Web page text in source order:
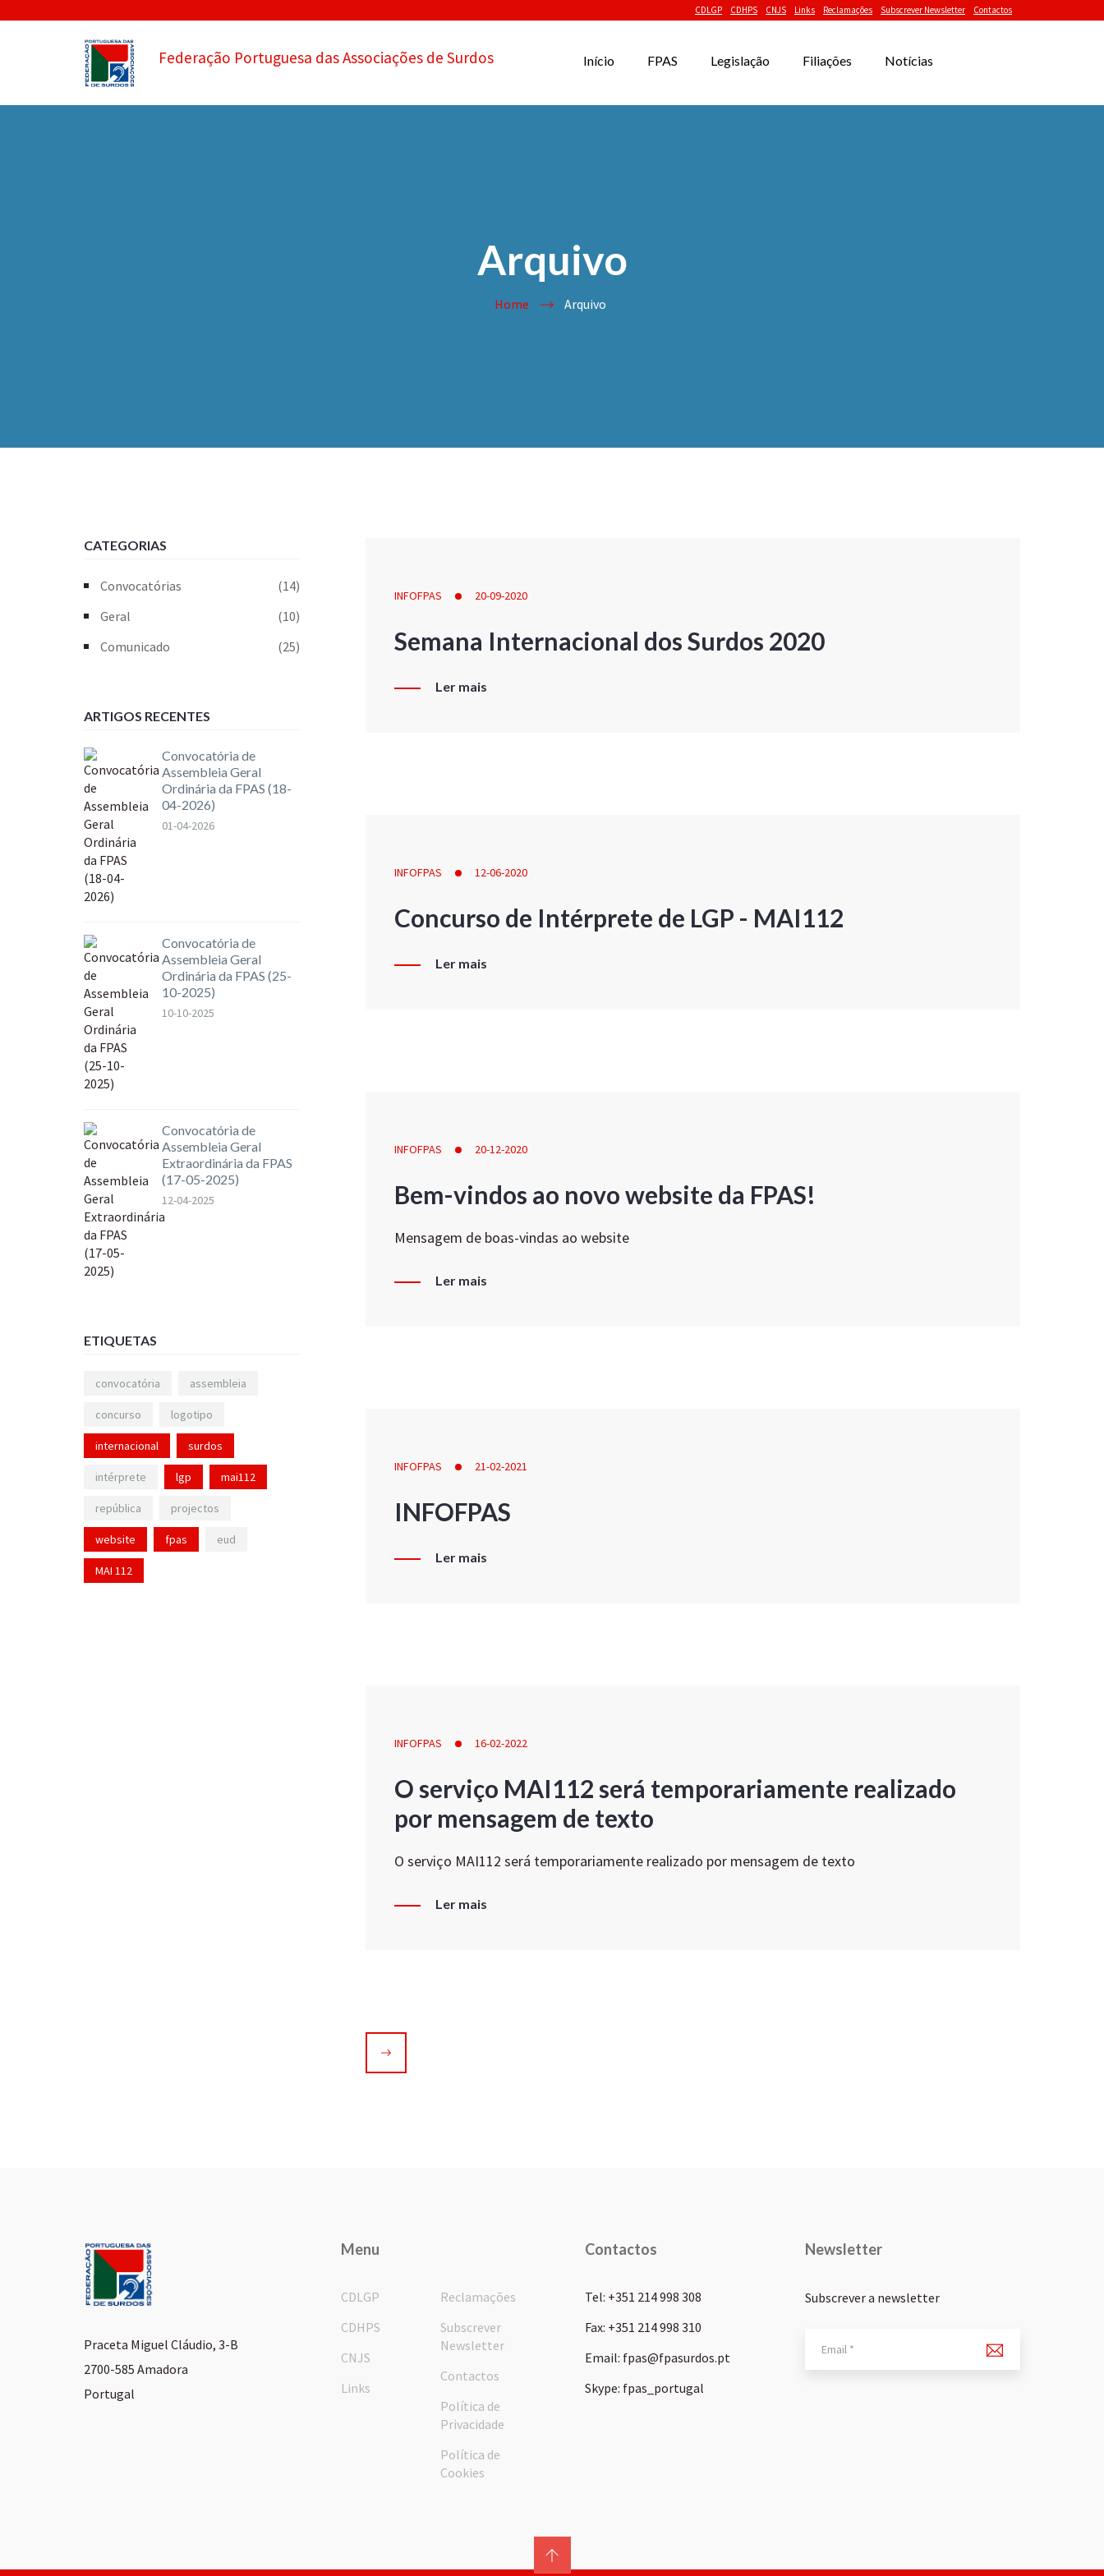
CDLGP CDHPS CNJS Links Reclamações Subscrever Newsletter Contactos
Federação Portuguesa das Associações de Surdos Início FPAS Legislação Filiações Notícias
Arquivo
Home Arquivo
INFOFPAS 20-09-2020
Semana Internacional dos Surdos 2020
Ler mais
INFOFPAS 12-06-2020
Concurso de Intérprete de LGP - MAI112
Ler mais
INFOFPAS 20-12-2020
Bem-vindos ao novo website da FPAS!
Mensagem de boas-vindas ao website
Ler mais
INFOFPAS 21-02-2021
INFOFPAS
Ler mais
INFOFPAS 16-02-2022
O serviço MAI112 será temporariamente realizado
por mensagem de texto
O serviço MAI112 será temporariamente realizado por mensagem de texto
Ler mais
CATEGORIAS
Convocatórias
(14)
Geral
(10)
Comunicado
(25)
ARTIGOS RECENTES
Convocatória de
Assembleia Geral
Ordinária da FPAS (18-
04-2026)
01-04-2026
Convocatória de
Assembleia Geral
Ordinária da FPAS (25-
10-2025)
10-10-2025
Convocatória de
Assembleia Geral
Extraordinária da FPAS
(17-05-2025)
12-04-2025
ETIQUETAS
convocatória assembleia
concurso logotipo
internacional surdos
intérprete lgp mai112
república projectos
website fpas eud
MAI 112
Praceta Miguel Cláudio, 3-B
2700-585 Amadora
Portugal
Menu
CDLGP
CDHPS
CNJS
Links
Reclamações
Subscrever
Newsletter
Contactos
Política de
Privacidade
Política de
Cookies
Contactos
Tel: +351 214 998 308
Fax: +351 214 998 310
Email: fpas@fpasurdos.pt
Skype: fpas_portugal
Newsletter
Subscrever a newsletter